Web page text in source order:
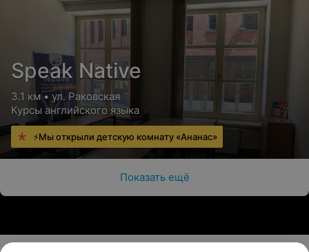
Speak Native
3.1 км • ул. Раковская
Курсы английского языка
⚡Мы открыли детскую комнату «Ананас»
Показать ещё